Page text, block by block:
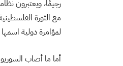
رجيمًا، ويعتبرون
مع الثورة
لمؤامرة دولية اسمها
أما ما أصاب